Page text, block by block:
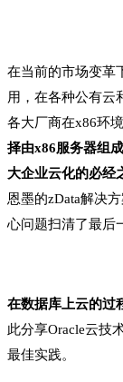
在当前的市场变革
用，在各种公有云
各大厂商在x86环
择由x86服务器组
大企业云化的必经
恩墨的zData解决
心问题扫清了最后
在数据库上云的过
此分享Oracle云技
最佳实践。